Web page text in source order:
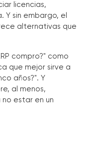
licencias,
Y sin embargo, el
alternativas que
compro?" como
que mejor sirve a
años?". Y
al menos,
estar en un